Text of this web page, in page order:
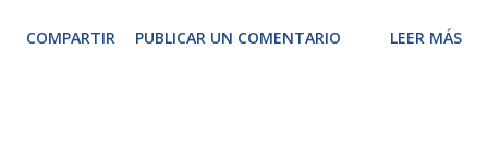
diciembre y el próximo año 2021. El parque lanza también el
COMPARTIR PUBLICAR UN COMENTARIO LEER MÁS